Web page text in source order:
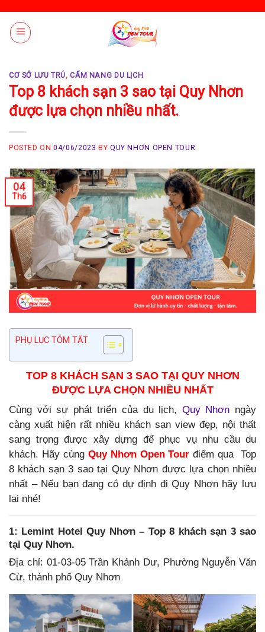
content
CƠ SỞ LƯU TRÚ,CẨM NANG DU LỊCH
Top 8 khách sạn 3 sao tại Quy Nhơn
được lựa chọn nhiều nhất.
POSTED ON04/06/2023 BY QUY NHƠN OPEN TOUR
04
Th6
PHỤ LỤC TÓM TẮT
TOP 8 KHÁCH SẠN 3 SAO TẠI QUY NHƠN
ĐƯỢC LỰA CHỌN NHIỀU NHẤT
Cùng với sự phát triển của du lịch, Quy Nhơn ngày
càng xuất hiện rất nhiều khách sạn view đẹp, nội thất
sang trọng được xây dựng để phục vụ nhu cầu du
khách. Hãy cùng Quy Nhơn Open Tourđiểm qua
Top
8 khách sạn 3 sao tại Quy Nhơn được lựa chọn nhiều
nhất – Nếu bạn đang có dự định đi Quy Nhơn hãy lưu
lại nhé!
1: Lemint Hotel Quy Nhơn – Top 8 khách sạn 3 sao
tại Quy Nhơn.
Địa chỉ: 01-03-05 Trần Khánh Dư, Phường Nguyễn Văn
Cừ, thành phố Quy Nhơn